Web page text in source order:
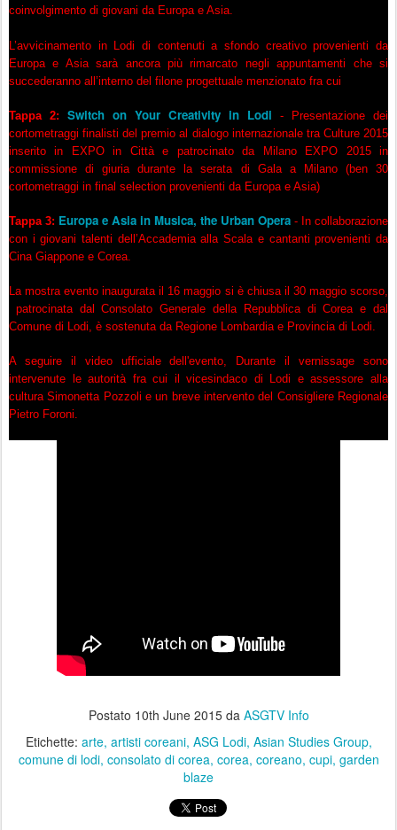
coinvolgimento di giovani da Europa e Asia.
L’avvicinamento in Lodi di contenuti a sfondo creativo provenienti da
Europa e Asia sarà ancora più rimarcato negli appuntamenti che si
succederanno all’interno del filone progettuale menzionato fra cui
Tappa 2: Switch on Your Creativity in Lodi
- Presentazione dei
cortometraggi finalisti del premio al dialogo internazionale tra Culture 2015
inserito in EXPO in Città e patrocinato da Milano EXPO 2015 in
commissione di giuria durante la serata di Gala a Milano (ben 30
cortometraggi in final selection provenienti da Europa e Asia)
Tappa 3: Europa e Asia in Musica, the Urban Opera - In collaborazione
con i giovani talenti dell’Accademia alla Scala e cantanti provenienti da
Cina Giappone e Corea.
La mostra evento inaugurata il 16 maggio si è chiusa il 30 maggio scorso,
patrocinata dal Consolato Generale della Repubblica di Corea e dal
Comune di Lodi, è sostenuta da Regione Lombardia e Provincia di Lodi.
A seguire il video ufficiale dell'evento, Durante il vernissage sono
intervenute le autorità fra cui il vicesindaco di Lodi e assessore alla
cultura Simonetta Pozzoli e un breve intervento del Consigliere Regionale
Pietro Foroni.
Postato 10th June 2015da ASGTV Info
Etichette: arte artisti coreani ASG Lodi Asian Studies Group
comune di lodi consolato di corea corea coreano cupi garden
blaze